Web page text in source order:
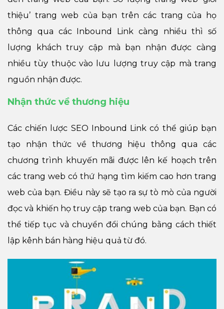
thiệu’ trang web của bạn trên các trang của họ
thông qua các Inbound Link càng nhiều thì số
lượng khách truy cập mà bạn nhận được càng
nhiều tùy thuộc vào lưu lượng truy cập mà trang
nguồn nhận được.
Nhận thức về thương hiệu
Các chiến lược SEO Inbound Link có thể giúp bạn
tạo nhận thức về thương hiệu thông qua các
chương trình khuyến mãi được lên kế hoạch trên
các trang web có thứ hạng tìm kiếm cao hơn trang
web của bạn. Điều này sẽ tạo ra sự tò mò của người
đọc và khiến họ truy cập trang web của bạn. Bạn có
thể tiếp tục và chuyển đổi chúng bằng cách thiết
lập kênh bán hàng hiệu quả từ đó.